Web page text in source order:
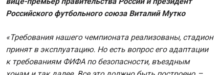
Российского футбольного союза Виталий Мутко
«Требования нашего чемпионата реализованы, стадион
принят в эксплуатацию. Но есть вопрос его адаптации
к требованиям ФИФА по безопасности, въездным